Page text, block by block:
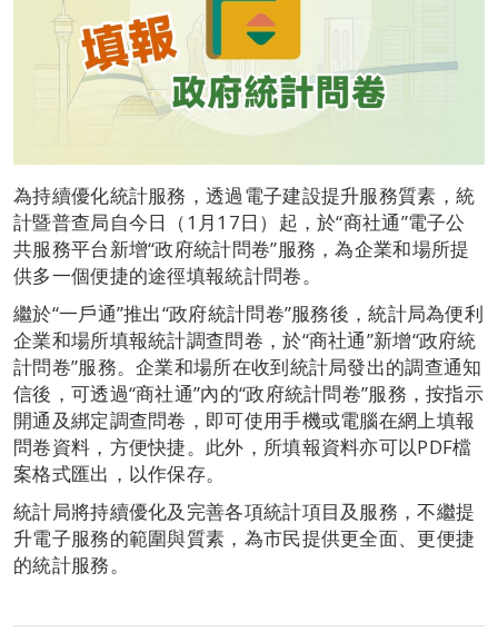
為持續優化統計服務，透過電子建設提升服務質素，統
計暨普查局自今日（1月17日）起，於“商社通”電子公
共服務平台新增“政府統計問卷”服務，為企業和場所提
供多一個便捷的途徑填報統計問卷。
繼於“一戶通”推出“政府統計問卷”服務後，統計局為便利
企業和場所填報統計調查問卷，於“商社通”新增“政府統
計問卷”服務。企業和場所在收到統計局發出的調查通知
信後，可透過“商社通”內的“政府統計問卷”服務，按指示
開通及綁定調查問卷，即可使用手機或電腦在網上填報
問卷資料，方便快捷。此外，所填報資料亦可以PDF檔
案格式匯出，以作保存。
統計局將持續優化及完善各項統計項目及服務，不繼提
升電子服務的範圍與質素，為市民提供更全面、更便捷
的統計服務。